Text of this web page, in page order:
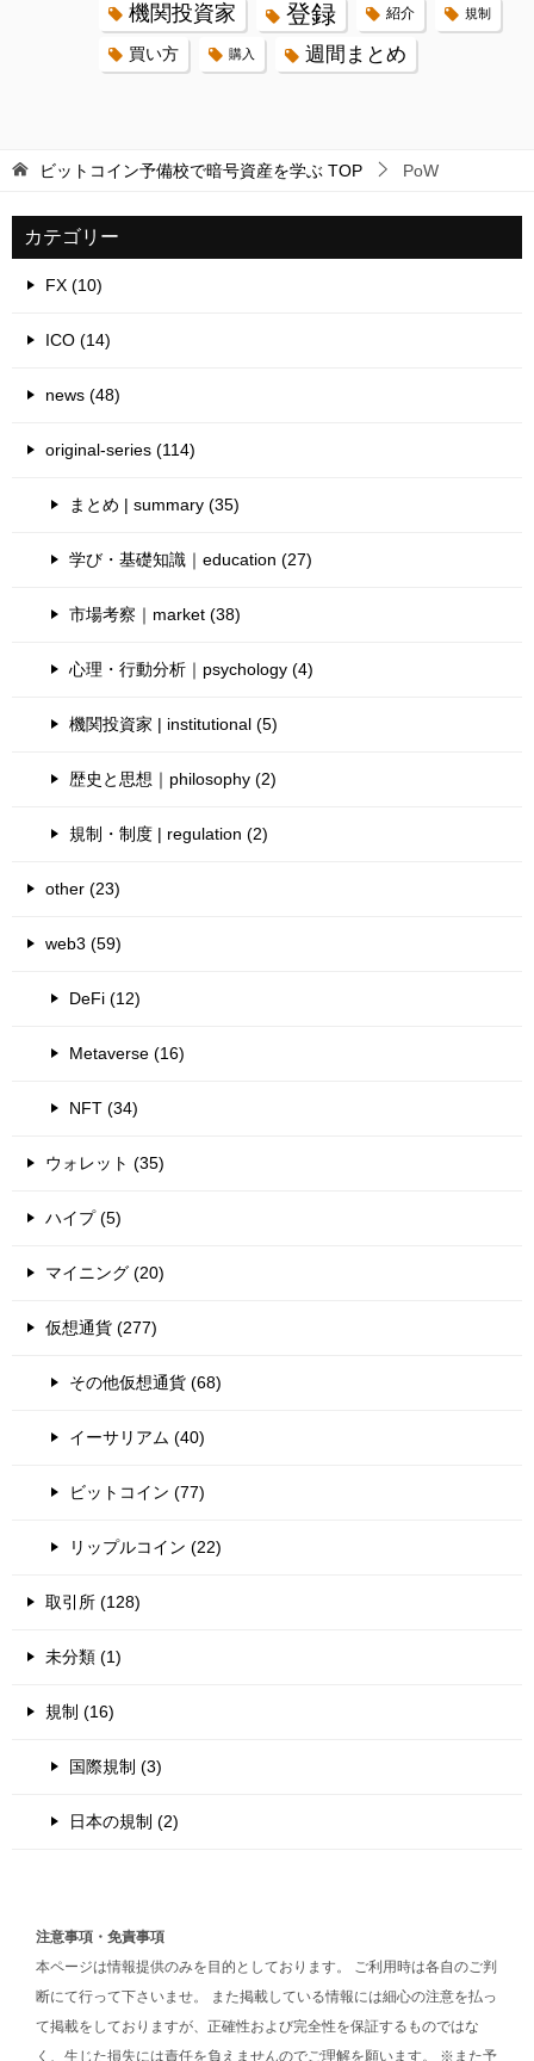
機関投資家 登録 紹介 規制
買い方 購入 週間まとめ
ビットコイン予備校で暗号資産を学ぶ TOP PoW
カテゴリー
FX (10)
ICO (14)
news (48)
original-series (114)
まとめ | summary (35)
学び・基礎知識｜education (27)
市場考察｜market (38)
心理・行動分析｜psychology (4)
機関投資家 | institutional (5)
歴史と思想｜philosophy (2)
規制・制度 | regulation (2)
other (23)
web3 (59)
DeFi (12)
Metaverse (16)
NFT (34)
ウォレット (35)
ハイプ (5)
マイニング (20)
仮想通貨 (277)
その他仮想通貨 (68)
イーサリアム (40)
ビットコイン (77)
リップルコイン (22)
取引所 (128)
未分類 (1)
規制 (16)
国際規制 (3)
日本の規制 (2)
注意事項・免責事項
本ページは情報提供のみを目的としております。 ご利用時は各自のご判
断にて行って下さいませ。 また掲載している情報には細心の注意を払っ
て掲載をしておりますが、正確性および完全性を保証するものではな
く、生じた損失には責任を負えませんのでご理解を願います。 ※また予